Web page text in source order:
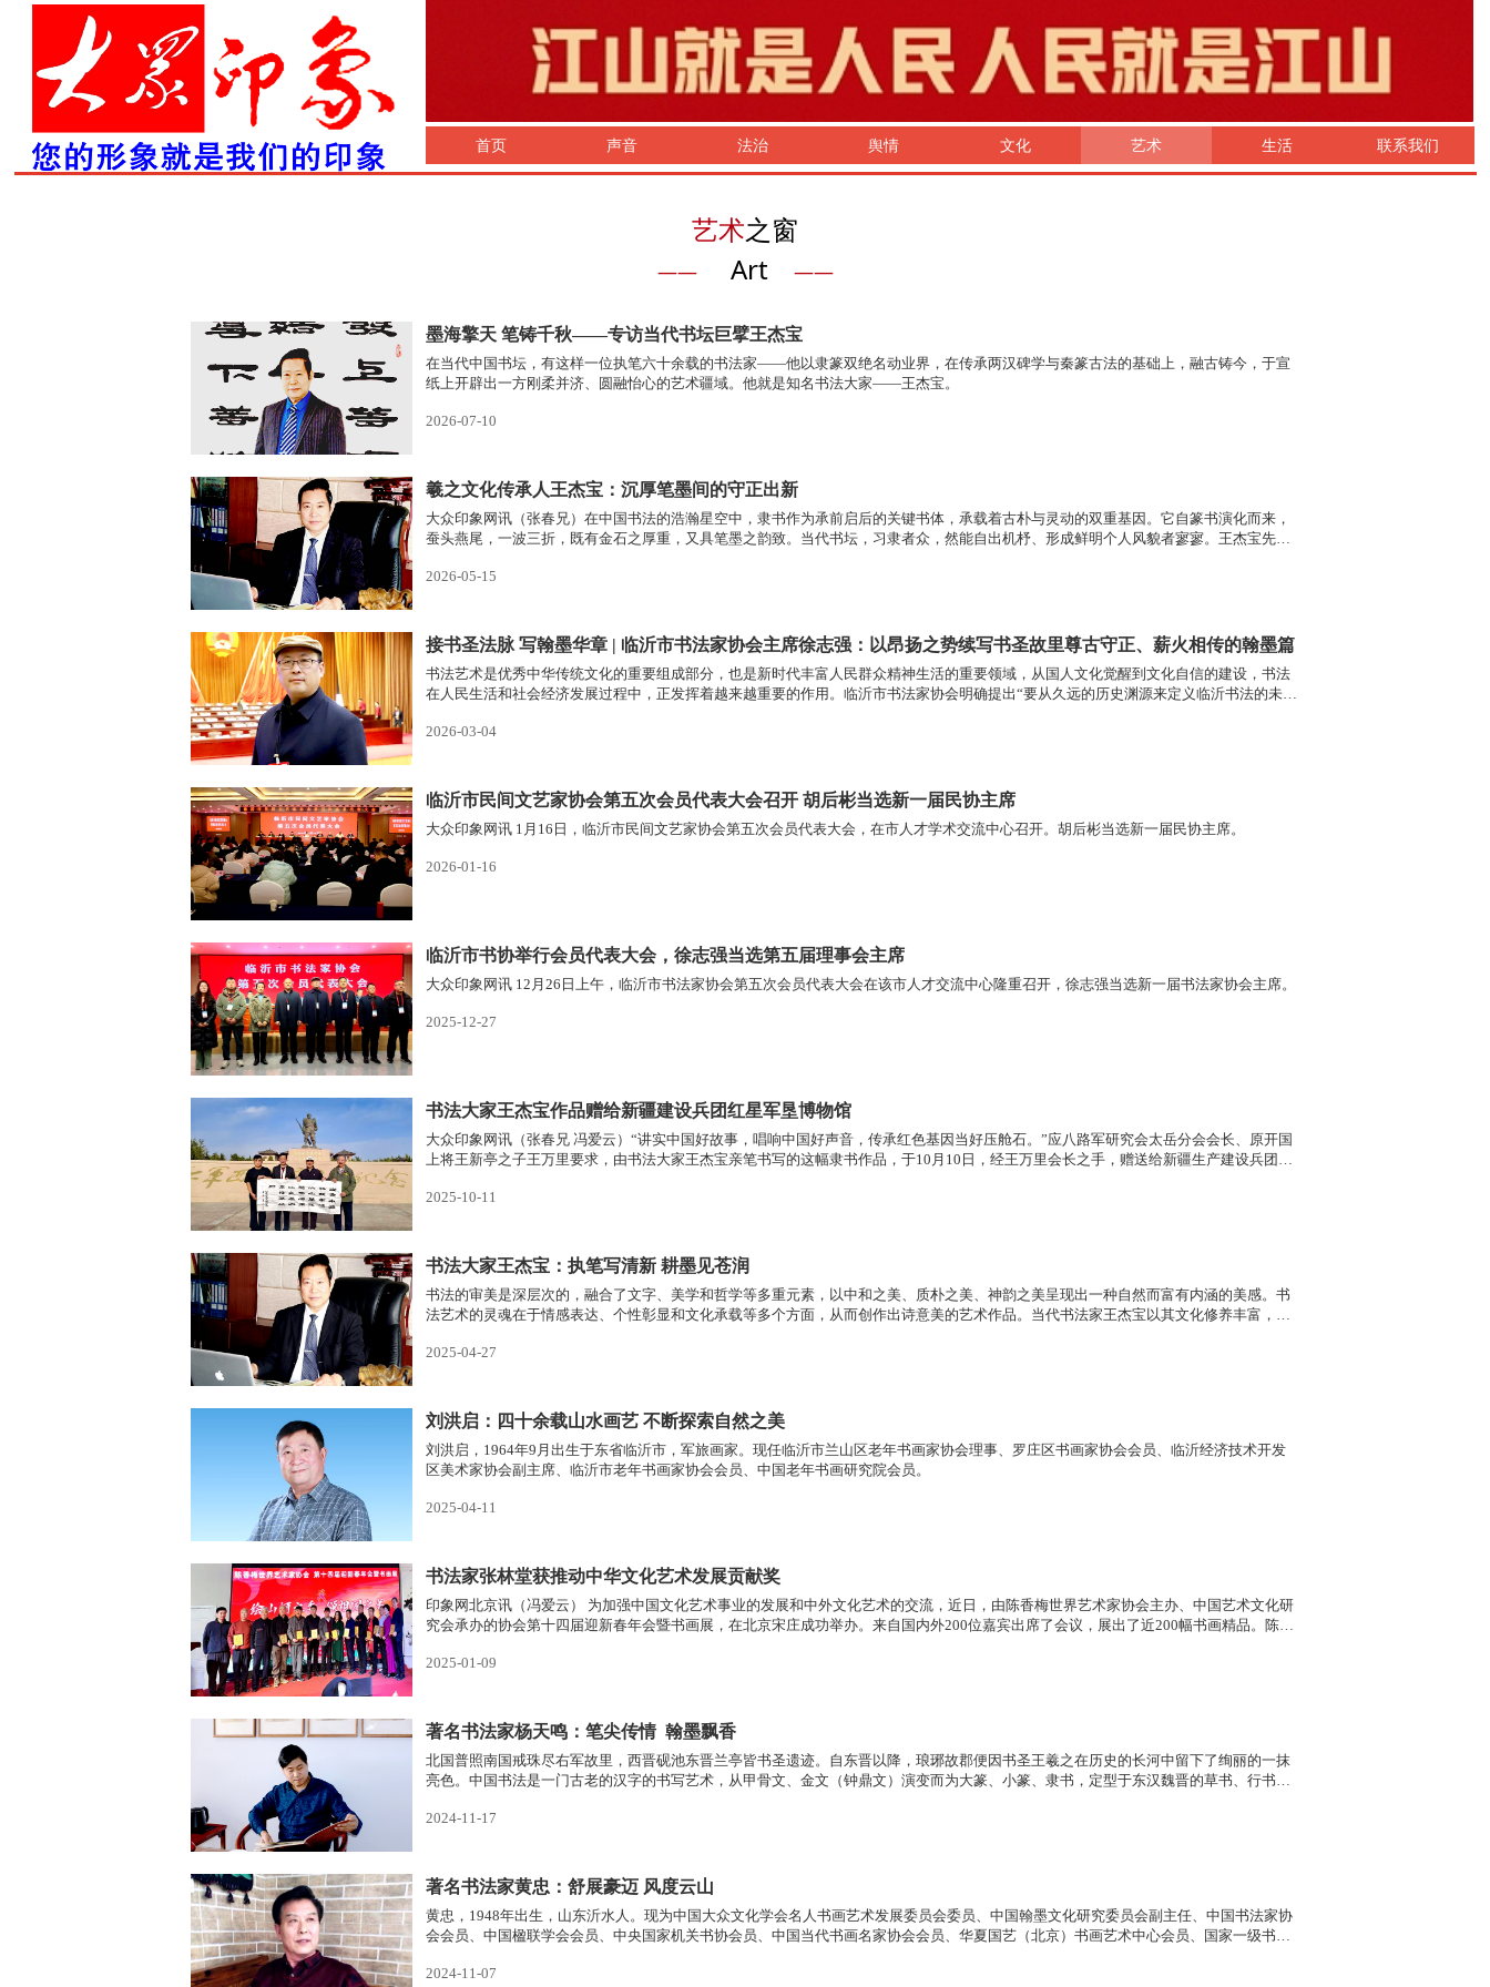
首页 声音 法治 舆情 文化 艺术 生活 联系我们
艺术之窗
—— Art ——
墨海擎天 笔铸千秋——专访当代书坛巨擘王杰宝
在当代中国书坛，有这样一位执笔六十余载的书法家——他以隶篆双绝名动业界，在传承两汉碑学与秦篆古法的基础上，融古铸今，于宣
纸上开辟出一方刚柔并济、圆融怡心的艺术疆域。他就是知名书法大家——王杰宝。
2026-07-10
羲之文化传承人王杰宝：沉厚笔墨间的守正出新
大众印象网讯（张春兄）在中国书法的浩瀚星空中，隶书作为承前启后的关键书体，承载着古朴与灵动的双重基因。它自篆书演化而来，
蚕头燕尾，一波三折，既有金石之厚重，又具笔墨之韵致。当代书坛，习隶者众，然能自出机杼、形成鲜明个人风貌者寥寥。王杰宝先生
2026-05-15
接书圣法脉 写翰墨华章 | 临沂市书法家协会主席徐志强：以昂扬之势续写书圣故里尊古守正、薪火相传的翰墨篇
章
书法艺术是优秀中华传统文化的重要组成部分，也是新时代丰富人民群众精神生活的重要领域，从国人文化觉醒到文化自信的建设，书法
在人民生活和社会经济发展过程中，正发挥着越来越重要的作用。临沂市书法家协会明确提出“要从久远的历史渊源来定义临沂书法的未
2026-03-04
临沂市民间文艺家协会第五次会员代表大会召开 胡后彬当选新一届民协主席
大众印象网讯 1月16日，临沂市民间文艺家协会第五次会员代表大会，在市人才学术交流中心召开。胡后彬当选新一届民协主席。
2026-01-16
临沂市书协举行会员代表大会，徐志强当选第五届理事会主席
大众印象网讯 12月26日上午，临沂市书法家协会第五次会员代表大会在该市人才交流中心隆重召开，徐志强当选新一届书法家协会主席。
2025-12-27
书法大家王杰宝作品赠给新疆建设兵团红星军垦博物馆
大众印象网讯（张春兄 冯爱云）“讲实中国好故事，唱响中国好声音，传承红色基因当好压舱石。”应八路军研究会太岳分会会长、原开国
上将王新亭之子王万里要求，由书法大家王杰宝亲笔书写的这幅隶书作品，于10月10日，经王万里会长之手，赠送给新疆生产建设兵团第
2025-10-11
书法大家王杰宝：执笔写清新 耕墨见苍润
书法的审美是深层次的，融合了文字、美学和哲学等多重元素，以中和之美、质朴之美、神韵之美呈现出一种自然而富有内涵的美感。书
法艺术的灵魂在于情感表达、个性彰显和文化承载等多个方面，从而创作出诗意美的艺术作品。当代书法家王杰宝以其文化修养丰富，深
人文精神。
2025-04-27
刘洪启：四十余载山水画艺 不断探索自然之美
刘洪启，1964年9月出生于东省临沂市，军旅画家。现任临沂市兰山区老年书画家协会理事、罗庄区书画家协会会员、临沂经济技术开发
区美术家协会副主席、临沂市老年书画家协会会员、中国老年书画研究院会员。
2025-04-11
书法家张林堂获推动中华文化艺术发展贡献奖
印象网北京讯（冯爱云） 为加强中国文化艺术事业的发展和中外文化艺术的交流，近日，由陈香梅世界艺术家协会主办、中国艺术文化研
究会承办的协会第十四届迎新春年会暨书画展，在北京宋庄成功举办。来自国内外200位嘉宾出席了会议，展出了近200幅书画精品。陈香
健、张正勇、孙凯荣、邢程远、崔增林等13人，一起荣获“推动中华文化艺术发展贡献奖”。
2025-01-09
著名书法家杨天鸣：笔尖传情 翰墨飘香
北国普照南国戒珠尽右军故里，西晋砚池东晋兰亭皆书圣遗迹。自东晋以降，琅琊故郡便因书圣王羲之在历史的长河中留下了绚丽的一抹
亮色。中国书法是一门古老的汉字的书写艺术，从甲骨文、金文（钟鼎文）演变而为大篆、小篆、隶书，定型于东汉魏晋的草书、行书、
2024-11-17
著名书法家黄忠：舒展豪迈 风度云山
黄忠，1948年出生，山东沂水人。现为中国大众文化学会名人书画艺术发展委员会委员、中国翰墨文化研究委员会副主任、中国书法家协
会会员、中国楹联学会会员、中央国家机关书协会员、中国当代书画名家协会会员、华夏国艺（北京）书画艺术中心会员、国家一级书法
2024-11-07